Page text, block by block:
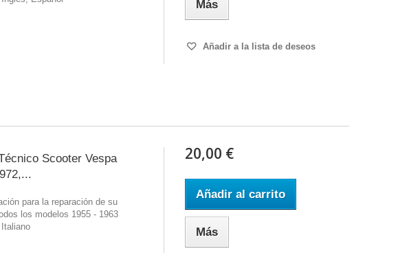
Más
Añadir a la lista de deseos
Scooter Vespa
para la reparación de su
los modelos 1955 - 1963
Italiano
20,00 €
Añadir al carrito
Más